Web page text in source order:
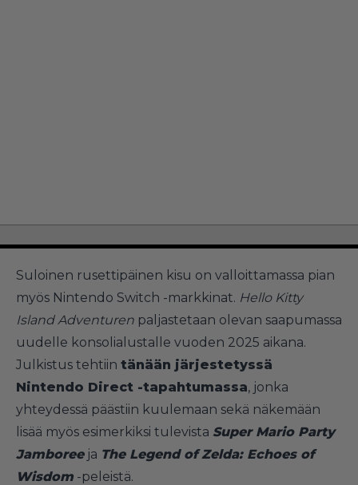
Suloinen rusettipäinen kisu on valloittamassa pian
myös Nintendo Switch -markkinat. Hello Kitty
Island Adventuren paljastetaan olevan saapumassa
uudelle konsolialustalle vuoden 2025 aikana.
Julkistus tehtiin tänään järjestetyssä
Nintendo Direct -tapahtumassa, jonka
yhteydessä päästiin kuulemaan sekä näkemään
lisää myös esimerkiksi tulevista Super Mario Party
Jamboreeja The Legend of Zelda: Echoes of
Wisdom -peleistä.